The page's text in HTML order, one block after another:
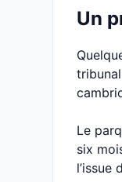
Un
Le
six
l’issue